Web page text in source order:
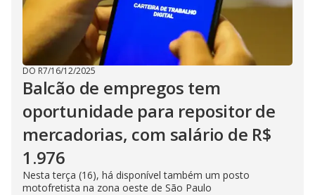
DO R7/16/12/2025
Balcão de empregos tem
oportunidade para repositor de
mercadorias, com salário de R$
1.976
Nesta terça (16), há disponível também um posto
motofretista na zona oeste de São Paulo